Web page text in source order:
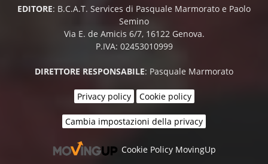
EDITORE: B.C.A.T. Services di Pasquale Marmorato e Paolo
Semino
Via E. de Amicis 6/7, 16122 Genova.
P.IVA: 02453010999
DIRETTORE RESPONSABILE: Pasquale Marmorato
Privacy policy Cookie policy
Cambia impostazioni della privacy
Cookie Policy MovingUp